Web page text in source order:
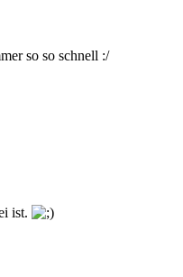
so so schnell :/
ist.